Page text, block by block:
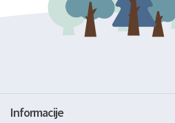
Informacije